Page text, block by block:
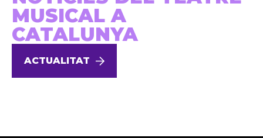
MUSICAL A
CATALUNYA
ACTUALITAT